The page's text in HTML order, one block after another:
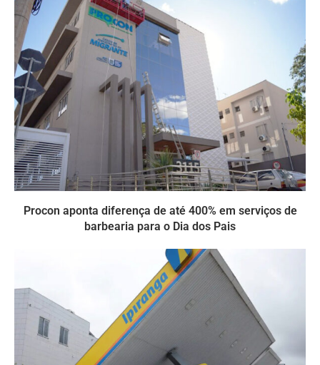
Procon aponta diferença de até 400% em serviços de
barbearia para o Dia dos Pais